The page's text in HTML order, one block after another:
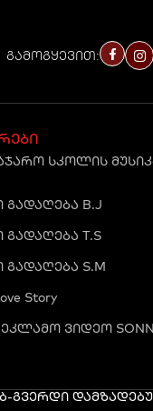
გამოგყევით:
სკოლის
B.J
T.S
S.M
Story
ვიდეო
გვერდი